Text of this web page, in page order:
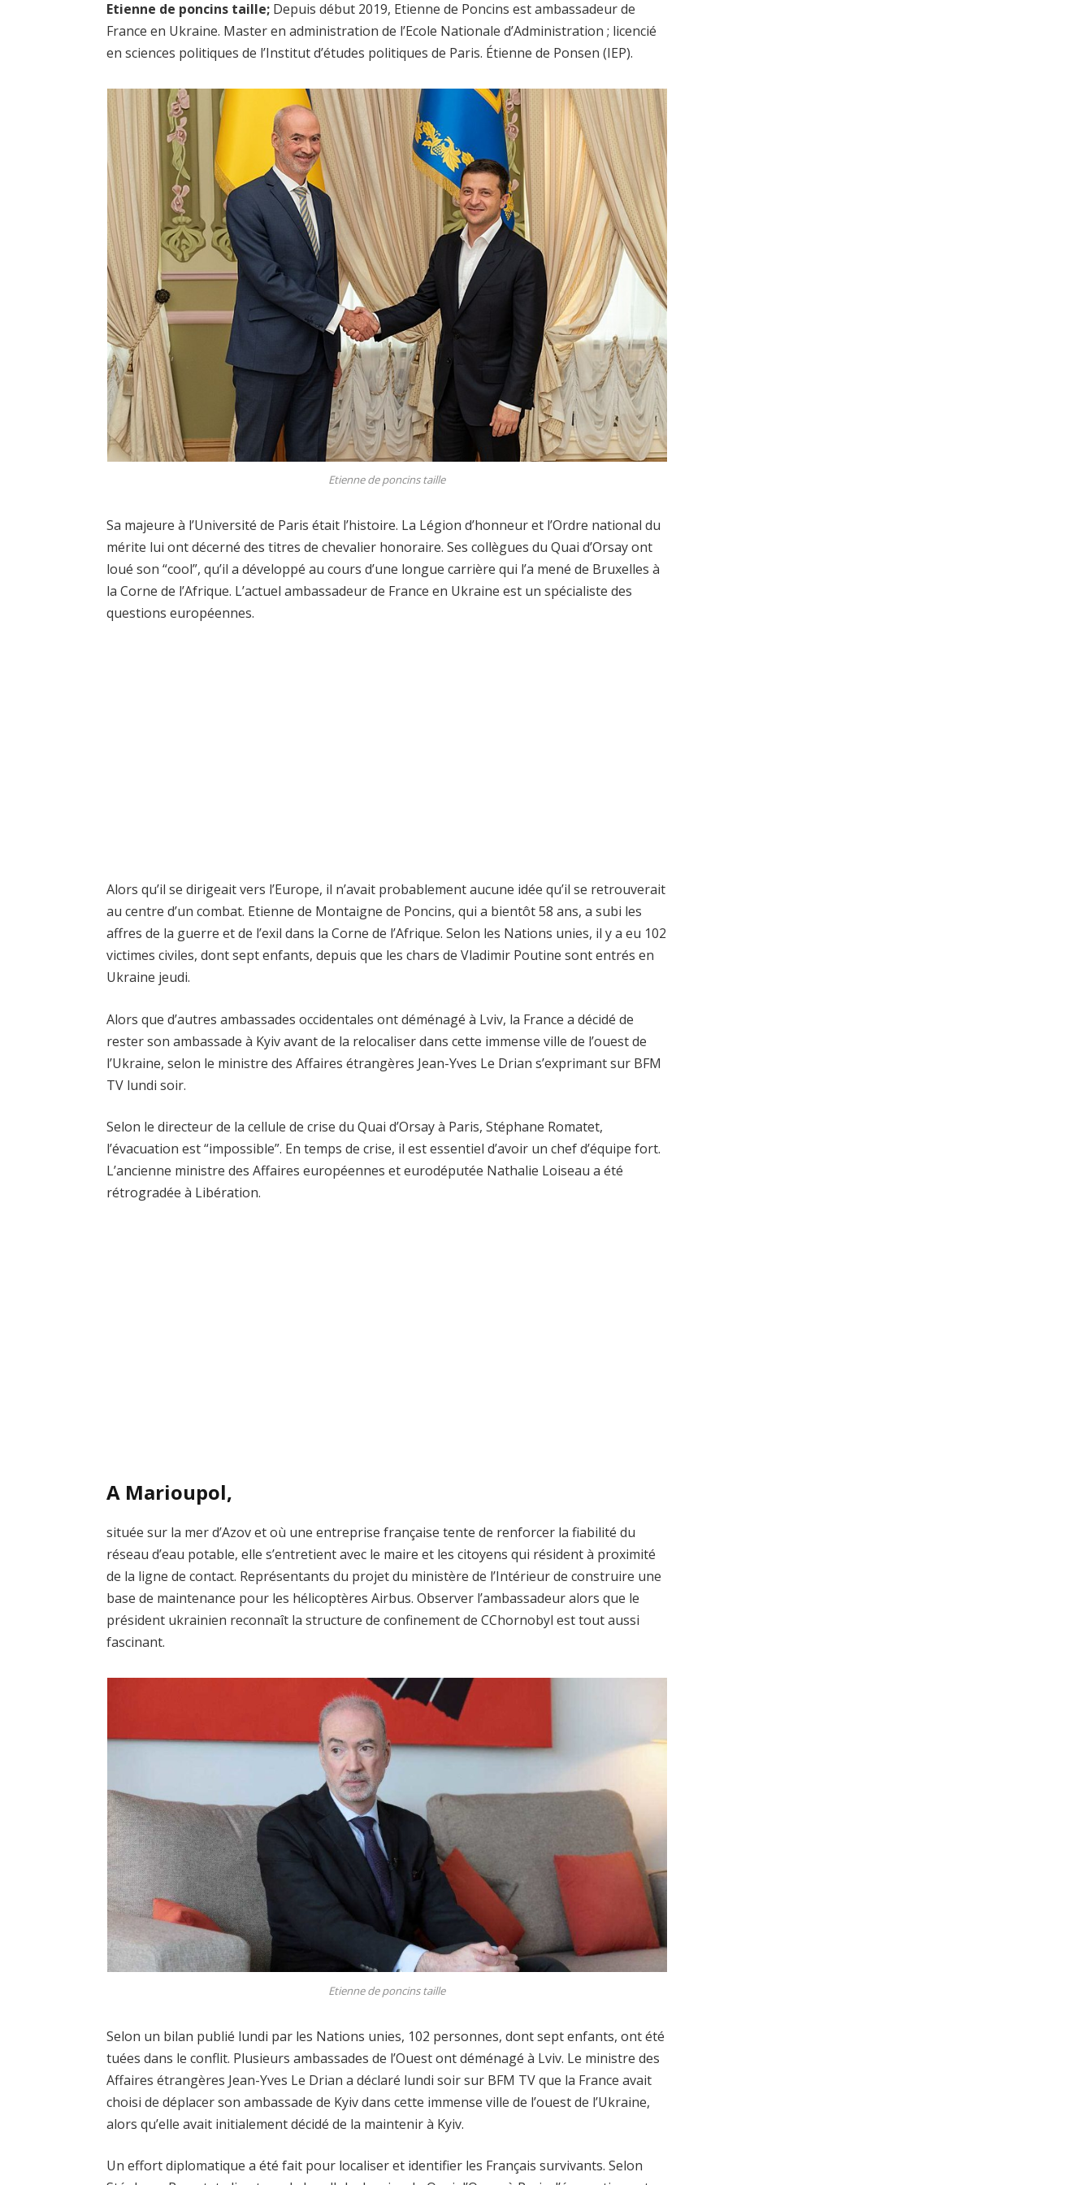
Etienne de poncins taille; Depuis début 2019, Etienne de Poncins est ambassadeur de
France en Ukraine. Master en administration de l’Ecole Nationale d’Administration ; licencié
en sciences politiques de l’Institut d’études politiques de Paris. Étienne de Ponsen (IEP).
Etienne de poncins taille
Sa majeure à l’Université de Paris était l’histoire. La Légion d’honneur et l’Ordre national du
mérite lui ont décerné des titres de chevalier honoraire. Ses collègues du Quai d’Orsay ont
loué son “cool”, qu’il a développé au cours d’une longue carrière qui l’a mené de Bruxelles à
la Corne de l’Afrique. L’actuel ambassadeur de France en Ukraine est un spécialiste des
questions européennes.
Alors qu’il se dirigeait vers l’Europe, il n’avait probablement aucune idée qu’il se retrouverait
au centre d’un combat. Etienne de Montaigne de Poncins, qui a bientôt 58 ans, a subi les
affres de la guerre et de l’exil dans la Corne de l’Afrique. Selon les Nations unies, il y a eu 102
victimes civiles, dont sept enfants, depuis que les chars de Vladimir Poutine sont entrés en
Ukraine jeudi.
Alors que d’autres ambassades occidentales ont déménagé à Lviv, la France a décidé de
rester son ambassade à Kyiv avant de la relocaliser dans cette immense ville de l’ouest de
l’Ukraine, selon le ministre des Affaires étrangères Jean-Yves Le Drian s’exprimant sur BFM
TV lundi soir.
Selon le directeur de la cellule de crise du Quai d’Orsay à Paris, Stéphane Romatet,
l’évacuation est “impossible”. En temps de crise, il est essentiel d’avoir un chef d’équipe fort.
L’ancienne ministre des Affaires européennes et eurodéputée Nathalie Loiseau a été
rétrogradée à Libération.
A Marioupol,
située sur la mer d’Azov et où une entreprise française tente de renforcer la fiabilité du
réseau d’eau potable, elle s’entretient avec le maire et les citoyens qui résident à proximité
de la ligne de contact. Représentants du projet du ministère de l’Intérieur de construire une
base de maintenance pour les hélicoptères Airbus. Observer l’ambassadeur alors que le
président ukrainien reconnaît la structure de confinement de CChornobyl est tout aussi
fascinant.
Etienne de poncins taille
Selon un bilan publié lundi par les Nations unies, 102 personnes, dont sept enfants, ont été
tuées dans le conflit. Plusieurs ambassades de l’Ouest ont déménagé à Lviv. Le ministre des
Affaires étrangères Jean-Yves Le Drian a déclaré lundi soir sur BFM TV que la France avait
choisi de déplacer son ambassade de Kyiv dans cette immense ville de l’ouest de l’Ukraine,
alors qu’elle avait initialement décidé de la maintenir à Kyiv.
Un effort diplomatique a été fait pour localiser et identifier les Français survivants. Selon